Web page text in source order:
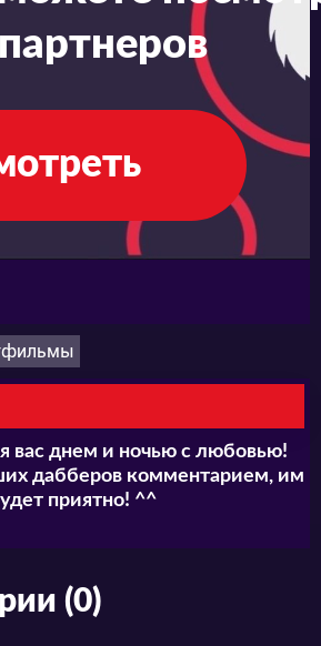
вас днем и ночью с любовью!
дабберов комментарием, им
приятно! ^^
(0)